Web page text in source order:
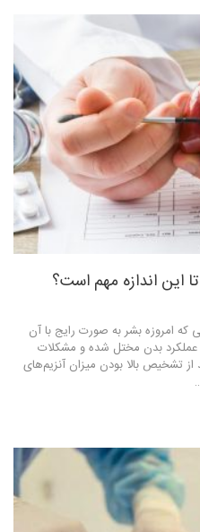
این اندازه مهم است؟
که امروزه بشر به صورت رایج با آن
بدن مختل شده و مشکلات
تشخیص بالا بودن میزان آنزیم‌های